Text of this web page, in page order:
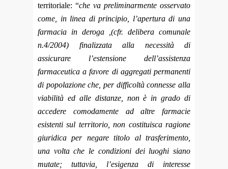
territoriale: “che va preliminarmente osservato
come, in linea di principio, l’apertura di una
farmacia in deroga ,(cfr. delibera comunale
n.4/2004) finalizzata alla necessità di
assicurare l’estensione dell’assistenza
farmaceutica a favore di aggregati permanenti
di popolazione che, per difficoltà connesse alla
viabilità ed alle distanze, non è in grado di
accedere comodamente ad altre farmacie
esistenti sul territorio, non costituisca ragione
giuridica per negare titolo al trasferimento,
una volta che le condizioni dei luoghi siano
mutate; tuttavia, l’esigenza di interesse